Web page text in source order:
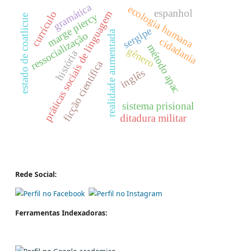
práticas sociais de linguagem sergipe
inglês
realidade aumentada método apac
ecologia humana
ressocialização
sistema prisional
ficção científica
marge piercy
estado de coatlicue história
ditadura militar
gênerocidadania
gramática
currículo espanhol
Rede Social:
Ferramentas Indexadoras: